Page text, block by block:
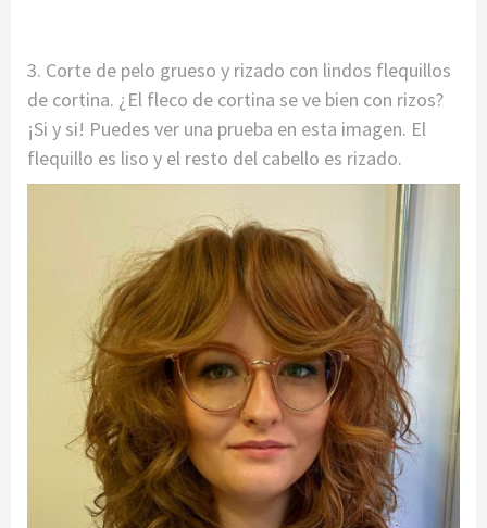
3. Corte de pelo grueso y rizado con lindos flequillos
de cortina. ¿El fleco de cortina se ve bien con rizos?
¡Si y si! Puedes ver una prueba en esta imagen. El
flequillo es liso y el resto del cabello es rizado.